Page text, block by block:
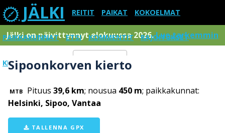
JÄLKI REITIT PAIKAT KOKOELMAT
PAIKKAKUNNAT ETSI KOMMENTIT RAJOITUKSET
KIRJAUDU SISÄÄN Menu
Jälki on päivittynnyt elokuussa 2026.Lue tarkemmin
Sipoonkorven kierto
MTB Pituus 39,6 km; nousua 450 m; paikkakunnat:
Helsinki, Sipoo, Vantaa
TALLENNA GPX